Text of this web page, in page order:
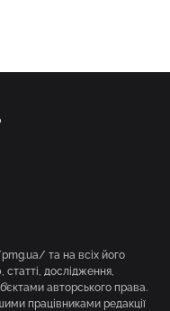
та на всіх його
статті, дослідження,
авторського права.
працівниками редакції